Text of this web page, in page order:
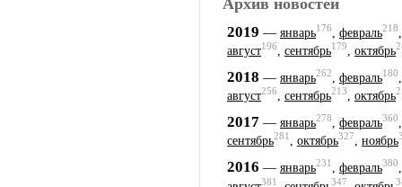
Архив новостей
2019 — январь176 февраль218
август196, сентябрь179, октябрь
2018 — январь262 февраль180
август256, сентябрь213, октябрь
2017 — январь278 февраль360
сентябрь281, октябрь327, ноябрь
2016 — январь231 февраль380
381 347